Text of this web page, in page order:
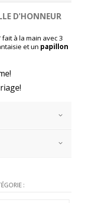
D'HONNEUR
fait à la main avec 3
et un papillon
: